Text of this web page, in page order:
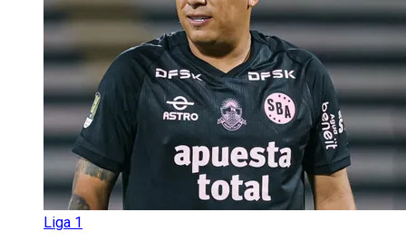
Liga 1